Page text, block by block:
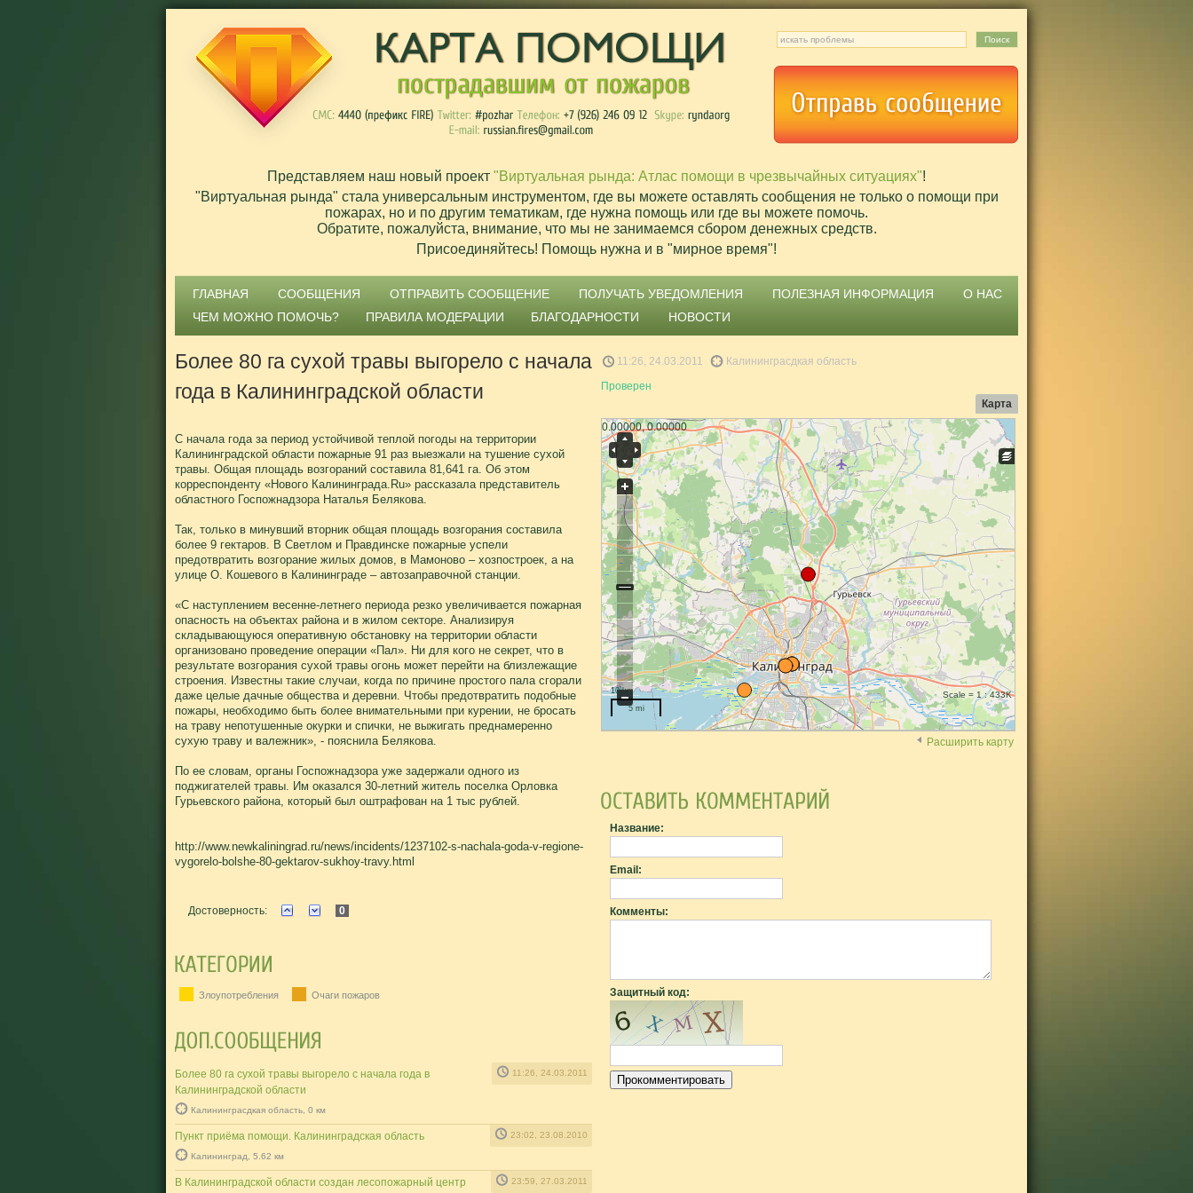
Представляем наш новый проект "Виртуальная рында: Атлас помощи в чрезвычайных ситуациях"!
"Виртуальная рында" стала универсальным инструментом, где вы можете оставлять сообщения не только о помощи при
пожарах, но и по другим тематикам, где нужна помощь или где вы можете помочь.
Обратите, пожалуйста, внимание, что мы не занимаемся сбором денежных средств.
Присоединяйтесь! Помощь нужна и в "мирное время"!
ГЛАВНАЯ СООБЩЕНИЯ ОТПРАВИТЬ СООБЩЕНИЕ ПОЛУЧАТЬ УВЕДОМЛЕНИЯ ПОЛЕЗНАЯ ИНФОРМАЦИЯ
О НАС
ЧЕМ МОЖНО ПОМОЧЬ?
ПРАВИЛА МОДЕРАЦИИ БЛАГОДАРНОСТИ НОВОСТИ
Более 80 га сухой травы выгорело с начала
года в Калининградской области
С начала года за период устойчивой теплой погоды на территории
Калининградской области пожарные 91 раз выезжали на тушение сухой
травы. Общая площадь возгораний составила 81,641 га. Об этом
корреспонденту «Нового Калининграда.Ru» рассказала представитель
областного Госпожнадзора Наталья Белякова.
Так, только в минувший вторник общая площадь возгорания составила
более 9 гектаров. В Светлом и Правдинске пожарные успели
предотвратить возгорание жилых домов, в Мамоново – хозпостроек, а на
улице О. Кошевого в Калининграде – автозаправочной станции.
«С наступлением весенне-летнего периода резко увеличивается пожарная
опасность на объектах района и в жилом секторе. Анализируя
складывающуюся оперативную обстановку на территории области
организовано проведение операции «Пал». Ни для кого не секрет, что в
результате возгорания сухой травы огонь может перейти на близлежащие
строения. Известны такие случаи, когда по причине простого пала сгорали
даже целые дачные общества и деревни. Чтобы предотвратить подобные
пожары, необходимо быть более внимательными при курении, не бросать
на траву непотушенные окурки и спички, не выжигать преднамеренно
сухую траву и валежник», - пояснила Белякова.
По ее словам, органы Госпожнадзора уже задержали одного из
поджигателей травы. Им оказался 30-летний житель поселка Орловка
Гурьевского района, который был оштрафован на 1 тыс рублей.
http://www.newkaliningrad.ru/news/incidents/1237102-s-nachala-goda-v-regione-
vygorelo-bolshe-80-gektarov-sukhoy-travy.html
Достоверность: 0
Злоупотребления Очаги пожаров
Более 80 га сухой травы выгорело с начала года в
Калининградской области
11:26, 24.03.2011
Калининграсдкая область, 0 км
Пункт приёма помощи. Калининградская область 23:02, 23.08.2010
Калининград, 5.62 км
В Калининградской области создан лесопожарный центр 23:59, 27.03.2011
11:26, 24.03.2011
Калининграсдкая область
Проверен
Карта
0.00000, 0.00000
Scale = 1 : 433K
10 km
5 mi
Расширить карту
Название:
Email:
Комменты:
Защитный код: